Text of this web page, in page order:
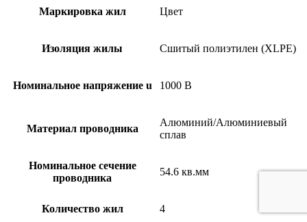
Маркировка жил Цвет
Изоляция жилы Сшитый полиэтилен (XLPE)
Номинальное напряжение u 1000 В
Материал проводника
Алюминий/Алюминиевый
сплав
Номинальное сечение
проводника
54.6 кв.мм
Количество жил 4